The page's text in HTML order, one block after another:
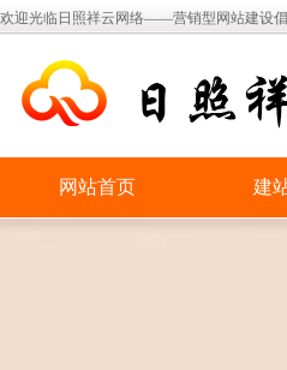
欢迎光临日照祥云网络——营销型网站建设倡
网站首页 建